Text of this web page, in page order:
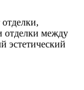
отделки между
эстетический